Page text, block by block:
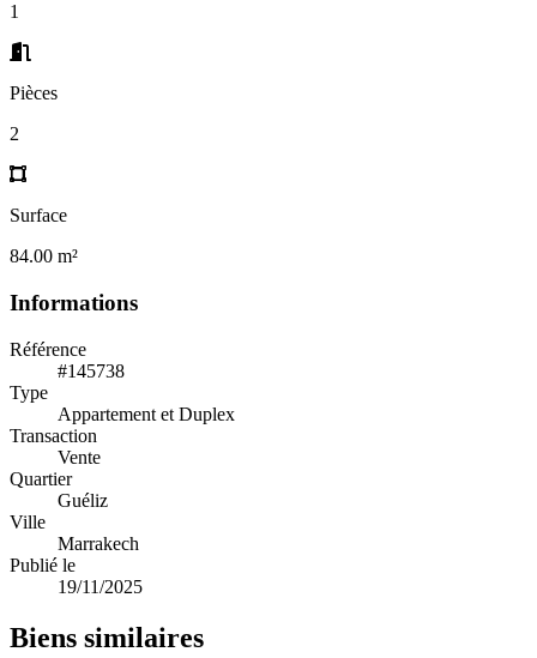
1
Pièces
2
Surface
84.00 m²
Informations
Référence
#145738
Type
Appartement et Duplex
Transaction
Vente
Quartier
Guéliz
Ville
Marrakech
Publié le
19/11/2025
Biens similaires